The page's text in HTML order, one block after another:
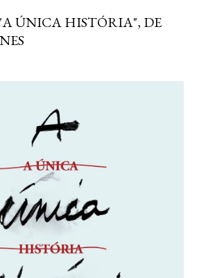
ÚNICA HISTÓRIA", DE